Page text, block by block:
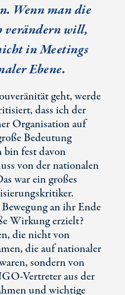
Wenn man die
will,
in Meetings
Ebene.
geht, werde
dass ich der
Organisation auf
Bedeutung
bin fest davon
von der nationalen
war ein großes
an ihr Ende
Wirkung erzielt?
die nicht von
die auf nationaler
sondern von
Vertreter aus der
und wichtige